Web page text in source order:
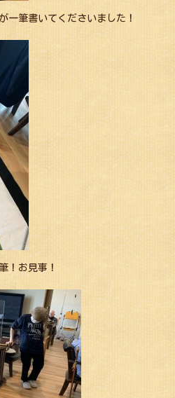
一筆書いてくださいました！
！お見事！